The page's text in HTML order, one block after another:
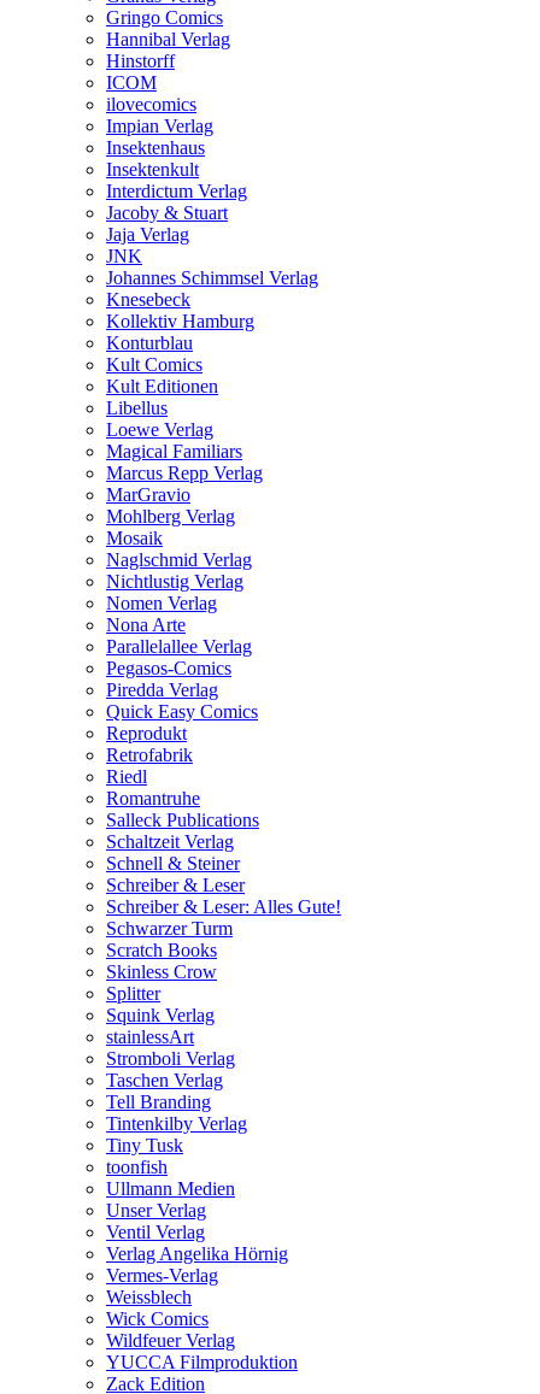
Gringo Comics
Hannibal Verlag
Hinstorff
ICOM
ilovecomics
Impian Verlag
Insektenhaus
Insektenkult
Interdictum Verlag
Jacoby & Stuart
Jaja Verlag
JNK
Johannes Schimmsel Verlag
Knesebeck
Kollektiv Hamburg
Konturblau
Kult Comics
Kult Editionen
Libellus
Loewe Verlag
Magical Familiars
Marcus Repp Verlag
MarGravio
Mohlberg Verlag
Mosaik
Naglschmid Verlag
Nichtlustig Verlag
Nomen Verlag
Nona Arte
Parallelallee Verlag
Pegasos-Comics
Piredda Verlag
Quick Easy Comics
Reprodukt
Retrofabrik
Riedl
Romantruhe
Salleck Publications
Schaltzeit Verlag
Schnell & Steiner
Schreiber & Leser
Schreiber & Leser: Alles Gute!
Schwarzer Turm
Scratch Books
Skinless Crow
Splitter
Squink Verlag
stainlessArt
Stromboli Verlag
Taschen Verlag
Tell Branding
Tintenkilby Verlag
Tiny Tusk
toonfish
Ullmann Medien
Unser Verlag
Ventil Verlag
Verlag Angelika Hörnig
Vermes-Verlag
Weissblech
Wick Comics
Wildfeuer Verlag
YUCCA Filmproduktion
Zack Edition